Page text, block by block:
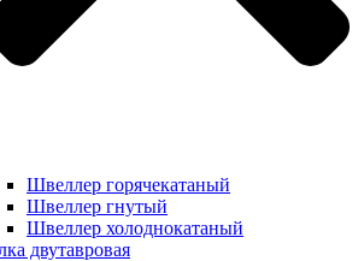
Швеллер горячекатаный
Швеллер гнутый
Швеллер холоднокатаный
двутавровая